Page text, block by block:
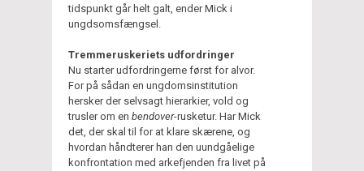
tidspunkt går helt galt, ender Mick i
ungdsomsfængsel.
Tremmeruskeriets udfordringer
Nu starter udfordringerne først for alvor.
For på sådan en ungdomsinstitution
hersker der selvsagt hierarkier, vold og
trusler om en bendover-rusketur. Har Mick
det, der skal til for at klare skærene, og
hvordan håndterer han den uundgåelige
konfrontation med arkefjenden fra livet på